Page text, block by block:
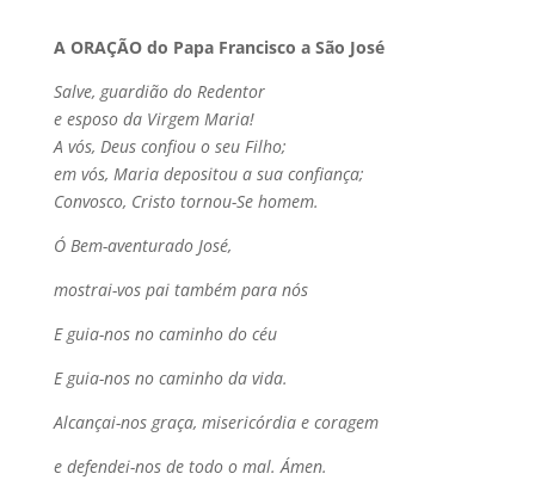
AORAÇÃO do Papa Francisco a São José
Salve, guardião do Redentor
e esposo da Virgem Maria!
A vós, Deus confiou o seu Filho;
em vós, Maria depositou a sua confiança;
Convosco, Cristo tornou-Se homem.
Ó Bem-aventurado José,
mostrai-vos pai também para nós
E guia-nos no caminho do céu
E guia-nos no caminho da vida.
Alcançai-nos graça, misericórdia e coragem
e defendei-nos de todo o mal. Ámen.